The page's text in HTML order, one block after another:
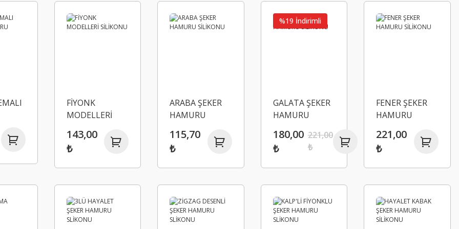
FİYONK
MODELLERİ
143,00
₺
ARABA ŞEKER
HAMURU
115,70
₺
%19 İndirimli
GALATA ŞEKER
HAMURU
180,00
₺
221,00
₺
FENER ŞEKER
HAMURU
221,00
₺